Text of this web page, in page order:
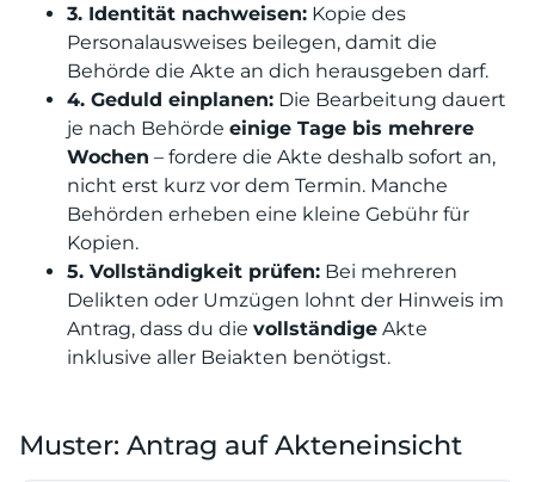
3. Identität nachweisen: Kopie des
Personalausweises beilegen, damit die
Behörde die Akte an dich herausgeben darf.
4. Geduld einplanen: Die Bearbeitung dauert
je nach Behörde einige Tage bis mehrere
Wochen – fordere die Akte deshalb sofort an,
nicht erst kurz vor dem Termin. Manche
Behörden erheben eine kleine Gebühr für
Kopien.
5. Vollständigkeit prüfen: Bei mehreren
Delikten oder Umzügen lohnt der Hinweis im
Antrag, dass du die vollständige Akte
inklusive aller Beiakten benötigst.
Muster: Antrag auf Akteneinsicht